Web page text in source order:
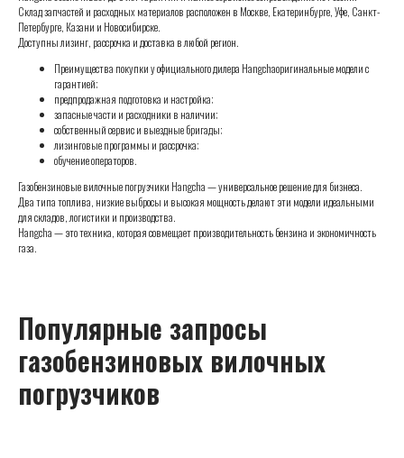
Склад запчастей и расходных материалов расположен в Москве, Екатеринбурге, Уфе, Санкт-
Петербурге, Казани и Новосибирске.
Доступны лизинг, рассрочка и доставка в любой регион.
Преимущества покупки у официального дилера Hangchaоригинальные модели с
гарантией;
предпродажная подготовка и настройка;
запасные части и расходники в наличии;
собственный сервис и выездные бригады;
лизинговые программы и рассрочка;
обучение операторов.
Газобензиновые вилочные погрузчики Hangcha — универсальное решение для бизнеса.
Два типа топлива, низкие выбросы и высокая мощность делают эти модели идеальными
для складов, логистики и производства.
Hangcha — это техника, которая совмещает производительность бензина и экономичность
газа.
Популярные запросы
газобензиновых вилочных
погрузчиков